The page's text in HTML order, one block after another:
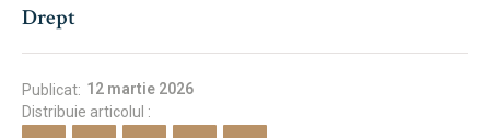
Despre Facultate
Despre Facultate
Echipa Facultății
Drept
Publicat: 12 martie 2026
Distribuie articolul :